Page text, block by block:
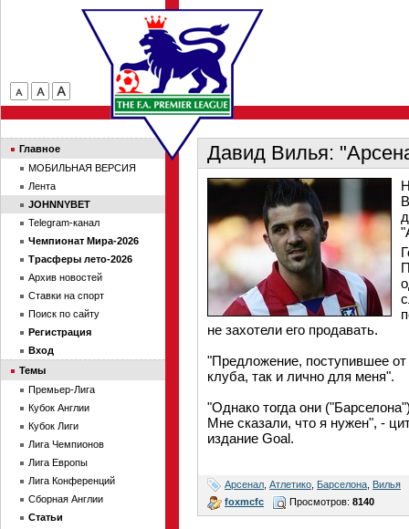
Давид Вилья:
не захотели его продавать.
"Предложение, поступившее
клуба, так и лично для меня".
"Однако тогда они
Мне сказали, что я нужен", -
издание Goal.
Арсенал Атлетико Барселона Вилья
foxmcfc
Просмотров: 8140
Главное
МОБИЛЬНАЯ ВЕРСИЯ
Лента
JOHNNYBET
Telegram-канал
Чемпионат Мира-2026
Трасферы лето-2026
Архив новостей
Ставки на спорт
Поиск по сайту
Регистрация
Вход
Темы
Премьер-Лига
Кубок Англии
Кубок Лиги
Лига Чемпионов
Лига Европы
Лига Конференций
Сборная Англии
Статьи